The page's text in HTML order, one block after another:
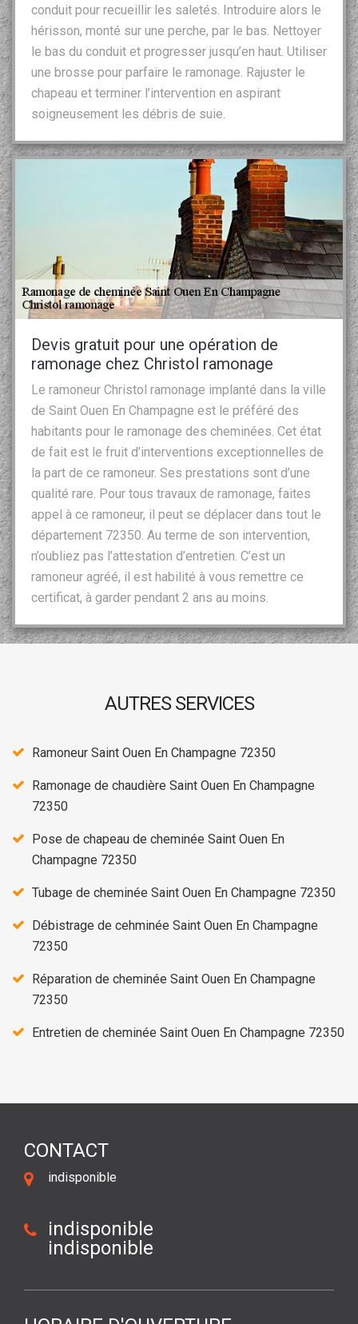
conduit pour recueillir les saletés. Introduire alors le
hérisson, monté sur une perche, par le bas. Nettoyer
le bas du conduit et progresser jusqu’en haut. Utiliser
une brosse pour parfaire le ramonage. Rajuster le
chapeau et terminer l’intervention en aspirant
soigneusement les débris de suie.
Devis gratuit pour une opération de
ramonage chez Christol ramonage
Le ramoneur Christol ramonage implanté dans la ville
de Saint Ouen En Champagne est le préféré des
habitants pour le ramonage des cheminées. Cet état
de fait est le fruit d’interventions exceptionnelles de
la part de ce ramoneur. Ses prestations sont d’une
qualité rare. Pour tous travaux de ramonage, faites
appel à ce ramoneur, il peut se déplacer dans tout le
département 72350. Au terme de son intervention,
n’oubliez pas l’attestation d’entretien. C’est un
ramoneur agréé, il est habilité à vous remettre ce
certificat, à garder pendant 2 ans au moins.
AUTRES SERVICES
Ramoneur Saint Ouen En Champagne 72350
Ramonage de chaudière Saint Ouen En Champagne
72350
Pose de chapeau de cheminée Saint Ouen En
Champagne 72350
Tubage de cheminée Saint Ouen En Champagne 72350
Débistrage de cehminée Saint Ouen En Champagne
72350
Réparation de cheminée Saint Ouen En Champagne
72350
Entretien de cheminée Saint Ouen En Champagne 72350
CONTACT
indisponible
indisponible
indisponible